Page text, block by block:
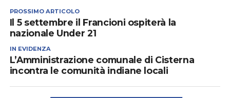
PROSSIMO ARTICOLO
Il 5 settembre il Francioni ospiterà la
nazionale Under 21
IN EVIDENZA
L’Amministrazione comunale di Cisterna
incontra le comunità indiane locali